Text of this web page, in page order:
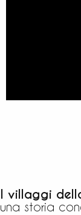
I villaggi
una storia